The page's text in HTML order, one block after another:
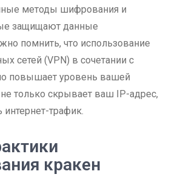
методы шифрования и
защищают данные
помнить, что использование
сетей (VPN) в сочетании с
повышает уровень вашей
только скрывает ваш IP-адрес,
трафик.
кракен